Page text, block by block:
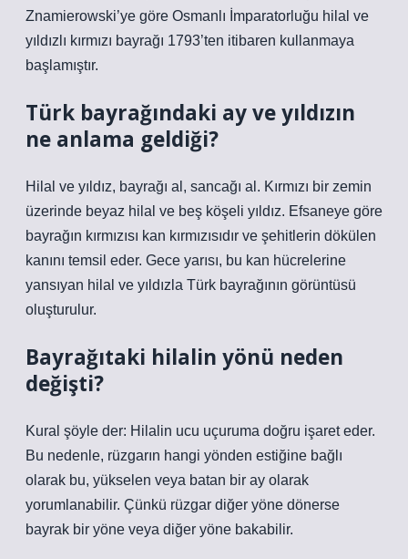
Znamierowski’ye göre Osmanlı İmparatorluğu hilal ve
yıldızlı kırmızı bayrağı 1793’ten itibaren kullanmaya
başlamıştır.
Türk bayrağındaki ay ve yıldızın
ne anlama geldiği?
Hilal ve yıldız, bayrağı al, sancağı al. Kırmızı bir zemin
üzerinde beyaz hilal ve beş köşeli yıldız. Efsaneye göre
bayrağın kırmızısı kan kırmızısıdır ve şehitlerin dökülen
kanını temsil eder. Gece yarısı, bu kan hücrelerine
yansıyan hilal ve yıldızla Türk bayrağının görüntüsü
oluşturulur.
Bayrağıtaki hilalin yönü neden
değişti?
Kural şöyle der: Hilalin ucu uçuruma doğru işaret eder.
Bu nedenle, rüzgarın hangi yönden estiğine bağlı
olarak bu, yükselen veya batan bir ay olarak
yorumlanabilir. Çünkü rüzgar diğer yöne dönerse
bayrak bir yöne veya diğer yöne bakabilir.